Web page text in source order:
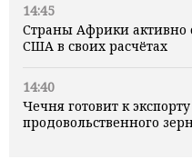
14:45
Страны Африки активно
США в своих расчётах
14:40
Чечня готовит к
продовольственного